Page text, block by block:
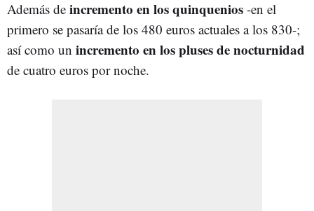
Además de incremento en los quinquenios -en el
primero se pasaría de los 480 euros actuales a los 830-;
así como un incremento en los pluses de nocturnidad
de cuatro euros por noche.